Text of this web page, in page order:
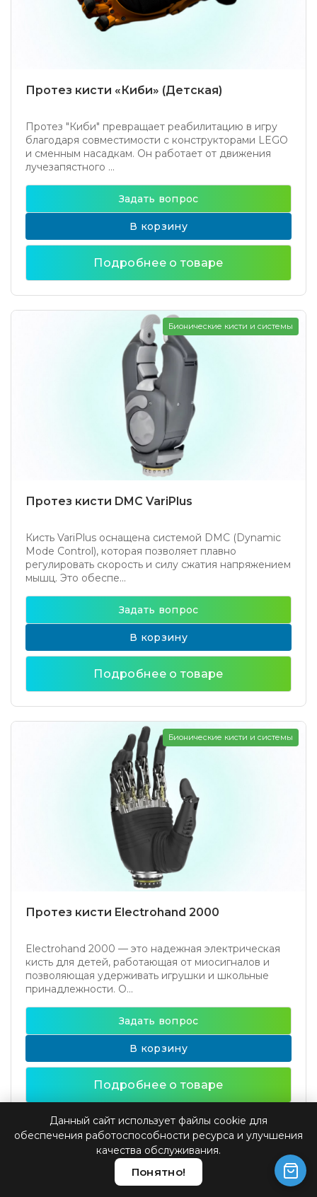
Протез кисти «Киби» (Детская)
Протез "Киби" превращает реабилитацию в игру
благодаря совместимости с конструкторами LEGO
и сменным насадкам. Он работает от движения
лучезапястного ...
Задать вопрос
В корзину
Подробнее о товаре
Протез кисти DMC VariPlus
Кисть VariPlus оснащена системой DMC (Dynamic
Mode Control), которая позволяет плавно
регулировать скорость и силу сжатия напряжением
мышц. Это обеспе...
Бионические кисти и системы
Задать вопрос
В корзину
Подробнее о товаре
Протез кисти Electrohand 2000
Electrohand 2000 — это надежная электрическая
кисть для детей, работающая от миосигналов и
позволяющая удерживать игрушки и школьные
принадлежности. О...
Бионические кисти и системы
Задать вопрос
В корзину
Подробнее о товаре
Бионические кисти и системы
Данный сайт использует файлы cookie для
обеспечения работоспособности ресурса и улучшения
качества обслуживания.
Понятно!